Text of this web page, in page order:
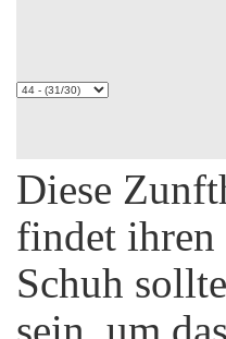
Diese
findet ihren
Schuh